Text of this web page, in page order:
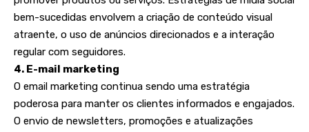
bem-sucedidas envolvem a criação de conteúdo visual
atraente, o uso de anúncios direcionados e a interação
regular com seguidores.
4. E-mail marketing
O email marketing continua sendo uma estratégia
poderosa para manter os clientes informados e engajados.
O envio de newsletters, promoções e atualizações